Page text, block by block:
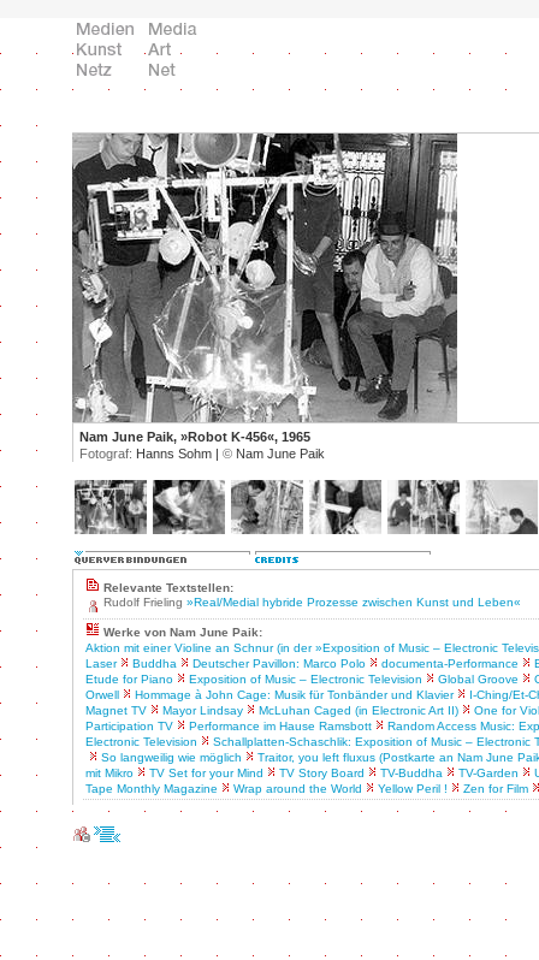
Nam June Paik, »Robot K-456«, 1965
Fotograf: Hanns Sohm | © Nam June Paik
Relevante Textstellen:
Rudolf Frieling »Real/Medial hybride Prozesse zwischen Kunst und Leben«
Werke von Nam June Paik:
Aktion mit einer Violine an Schnur (in der »Exposition of Music – Electronic
Laser
Buddha Deutscher Pavillon: Marco Polo documenta-Performance
Etude for Piano
Exposition of Music – Electronic Television Global Groove
Orwell
Hommage à John Cage: Musik für Tonbänder und Klavier
I-Ching/Et-
Magnet TV
Mayor Lindsay McLuhan Caged (in Electronic Art II)
One for
Participation TV
Performance im Hause Ramsbott
Random Access Music:
Electronic Television
Schallplatten-Schaschlik: Exposition of Music – Electronic
So langweilig wie möglich
Traitor, you left fluxus (Postkarte an Nam June
mit Mikro
TV Set for your Mind TV Story Board TV-Buddha TV-Garden
Tape Monthly Magazine
Wrap around the World Yellow Peril ! Zen for Film